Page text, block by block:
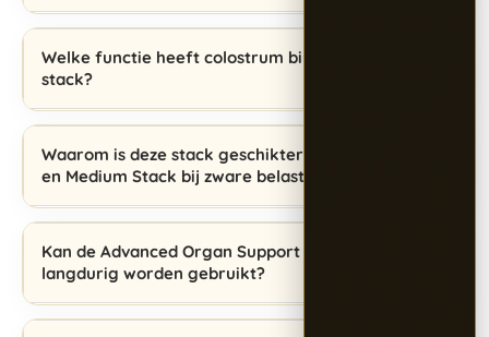
Welke functie heeft colostrum binnen deze
stack?
Waarom is deze stack geschikter dan de Light
en Medium Stack bij zware belasting?
Kan de Advanced Organ Support Stack
langdurig worden gebruikt?